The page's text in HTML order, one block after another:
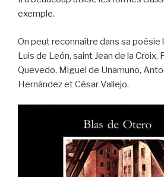
exemple.
On peut reconnaître dans sa poésie
Luis de León, saint Jean de la Croix,
Quevedo, Miguel de Unamuno,
Hernández et César Vallejo.